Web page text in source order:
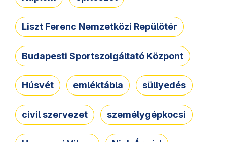
Liszt Ferenc Nemzetközi Repülőtér
Budapesti Sportszolgáltató Központ
Húsvét emléktábla süllyedés
civil szervezet személygépkocsi